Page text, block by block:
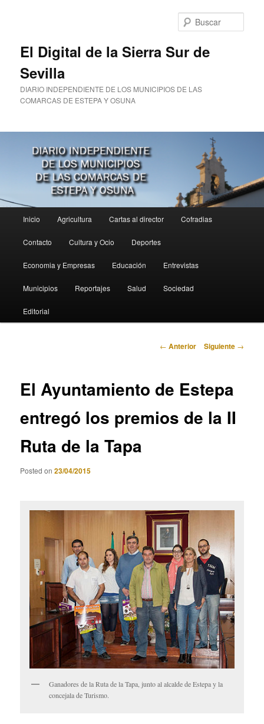
El Digital de la Sierra Sur de
Sevilla
DIARIO INDEPENDIENTE DE LOS MUNICIPIOS DE LAS
COMARCAS DE ESTEPA Y OSUNA
principal
Inicio Agricultura Cartas al director Cofradias
Contacto Cultura y Ocio Deportes
Economia y Empresas Educación Entrevistas
Municipios Reportajes Salud Sociedad
Editorial
Navegación
← Anterior Siguiente →
El Ayuntamiento de Estepa
entregó los premios de la II
Ruta de la Tapa
Posted on23/04/2015
Ganadores de la Ruta de la Tapa, junto al alcalde de Estepa y la
concejala de Turismo.